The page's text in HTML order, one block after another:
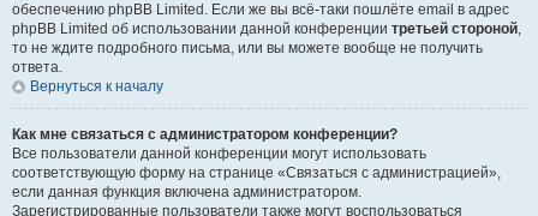
обеспечению phpBB Limited. Если же вы всё-таки пошлёте email в адрес
phpBB Limited об использовании данной конференции третьей стороной,
то не ждите подробного письма, или вы можете вообще не получить
ответа.
Вернуться к началу
Как мне связаться с администратором конференции?
Все пользователи данной конференции могут использовать
соответствующую форму на странице «Связаться с администрацией»,
если данная функция включена администратором.
Зарегистрированные пользователи также могут воспользоваться